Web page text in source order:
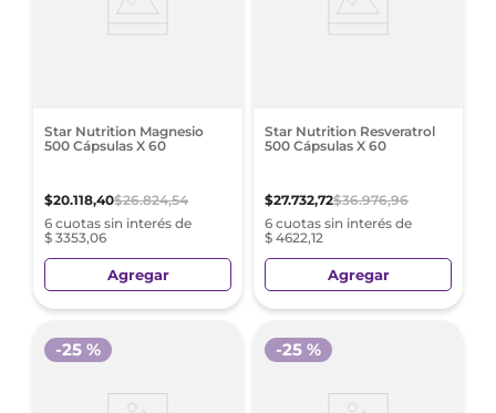
Star Nutrition Magnesio
500 Cápsulas X 60
$20.118,40$26.824,54
6 cuotas sin interés de
$ 3353,06
Agregar
Star Nutrition Resveratrol
500 Cápsulas X 60
$27.732,72$36.976,96
6 cuotas sin interés de
$ 4622,12
Agregar
-25 % -25 %